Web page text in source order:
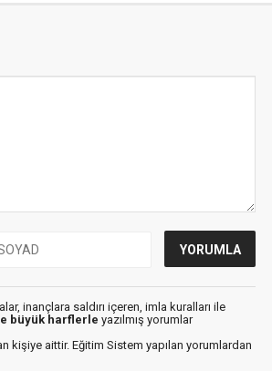
inançlara saldırı içeren, imla kuralları ile
büyük harflerle yazılmış yorumlar
kişiye aittir. Eğitim Sistem yapılan yorumlardan